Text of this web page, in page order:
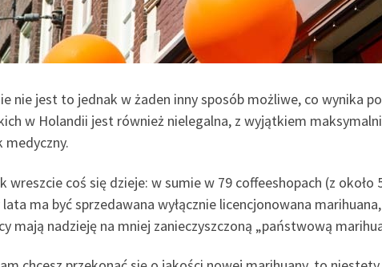
nie jest to jednak w żaden inny sposób możliwe, co wynika
w Holandii jest również nielegalna, z wyjątkiem
medyczny.
wreszcie coś się dzieje: w sumie w 79 coffeeshopach (z około
ma być sprzedawana wyłącznie licencjonowana
mają nadzieję na mniej zanieczyszczoną „państwową